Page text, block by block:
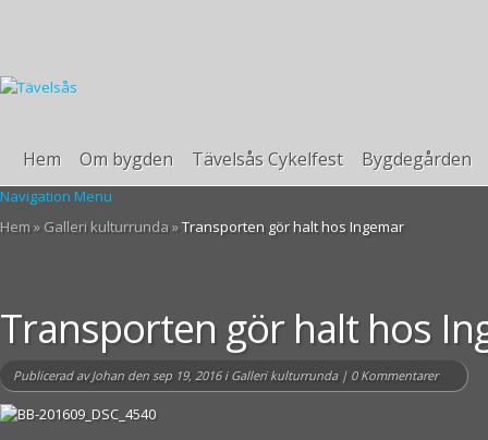
Hem Om bygden Tävelsås Cykelfest Bygdegården
Navigation Menu
Hem » Galleri kulturrunda »Transporten gör halt hos Ingemar
Transporten gör halt hos
Publicerad avJohan den sep 19, 2016 i Galleri kulturrunda| 0 Kommentarer